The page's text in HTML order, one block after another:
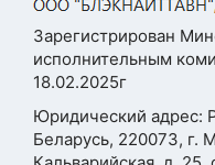
Размер
Разрешение
Технология
Зарегистрирован
исполнительным
18.02.2025г
Юридический адрес:
Беларусь, 220073, г.